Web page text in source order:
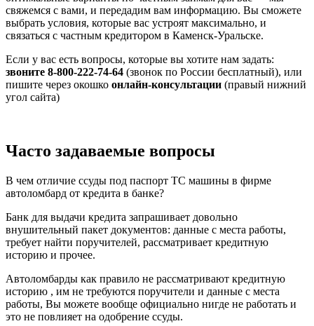
свяжемся с вами, и передадим вам информацию. Вы сможете
выбрать условия, которые вас устроят максимально, и
связаться с частным кредитором в Каменск-Уральске.
Если у вас есть вопросы, которые вы хотите нам задать:
звоните 8-800-222-74-64 (звонок по России бесплатный), или
пишите через окошко онлайн-консультации (правый нижний
угол сайта)
Часто задаваемые вопросы
В чем отличие ссуды под паспорт ТС машины в фирме
автоломбард от кредита в банке?
Банк для выдачи кредита запрашивает довольно
внушительный пакет документов: данные с места работы,
требует найти поручителей, рассматривает кредитную
историю и прочее.
Автоломбарды как правило не рассматривают кредитную
историю , им не требуются поручители и данные с места
работы, Вы можете вообще официально нигде не работать и
это не повлияет на одобрение ссуды.